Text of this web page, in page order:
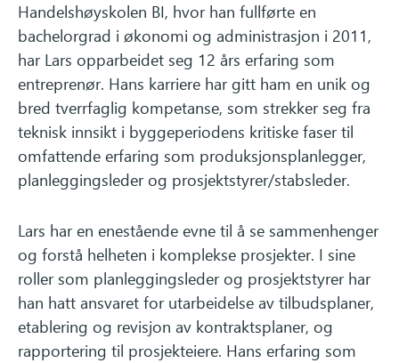
Handelshøyskolen BI, hvor han fullførte en
bachelorgrad i økonomi og administrasjon i 2011,
har Lars opparbeidet seg 12 års erfaring som
entreprenør. Hans karriere har gitt ham en unik og
bred tverrfaglig kompetanse, som strekker seg fra
teknisk innsikt i byggeperiodens kritiske faser til
omfattende erfaring som produksjonsplanlegger,
planleggingsleder og prosjektstyrer/stabsleder.
Lars har en enestående evne til å se sammenhenger
og forstå helheten i komplekse prosjekter. I sine
roller som planleggingsleder og prosjektstyrer har
han hatt ansvaret for utarbeidelse av tilbudsplaner,
etablering og revisjon av kontraktsplaner, og
rapportering til prosjekteiere. Hans erfaring som